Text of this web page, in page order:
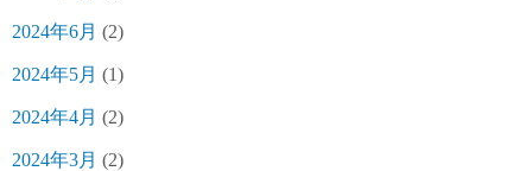
2024年6月 (2)
2024年5月 (1)
2024年4月 (2)
2024年3月 (2)